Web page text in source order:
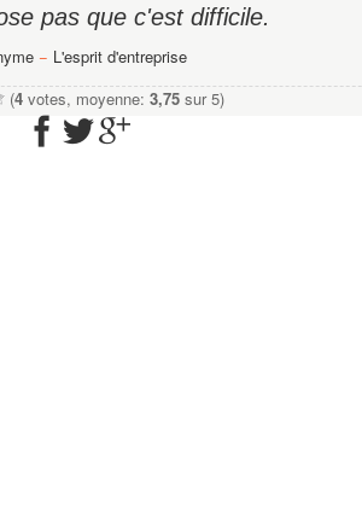
pas que c'est difficile.
− L'esprit d'entreprise
(4 votes, moyenne: 3,75 sur 5)